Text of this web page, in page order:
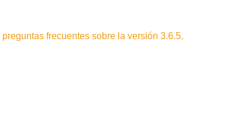
preguntas frecuentes sobre la versión 3.6.5.